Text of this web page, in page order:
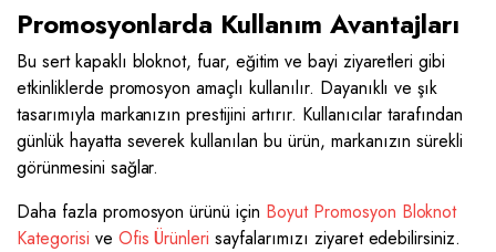
Promosyonlarda Kullanım Avantajları
Bu sert kapaklı bloknot, fuar, eğitim ve bayi ziyaretleri gibi
etkinliklerde promosyon amaçlı kullanılır. Dayanıklı ve şık
tasarımıyla markanızın prestijini artırır. Kullanıcılar tarafından
günlük hayatta severek kullanılan bu ürün, markanızın sürekli
görünmesini sağlar.
Daha fazla promosyon ürünü için Boyut Promosyon Bloknot
Kategorisi ve Ofis Ürünleri sayfalarımızı ziyaret edebilirsiniz.